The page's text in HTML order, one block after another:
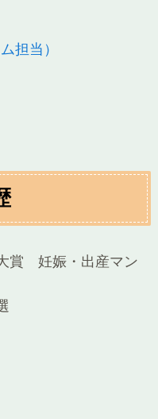
担当）
賞 妊娠・出産マン